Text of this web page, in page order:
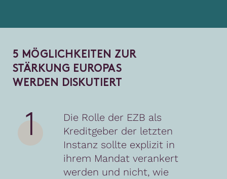
5 M ÖG L CH KE T E N ZU R
STÄRKU N G EU RO PAS
W E RDE N D SKUT E RT
1
Die Rolle der EZB als
Kreditgeber der letzten
Instanz sollte explizit in
ihrem Mandat verankert
werden und nicht, wie